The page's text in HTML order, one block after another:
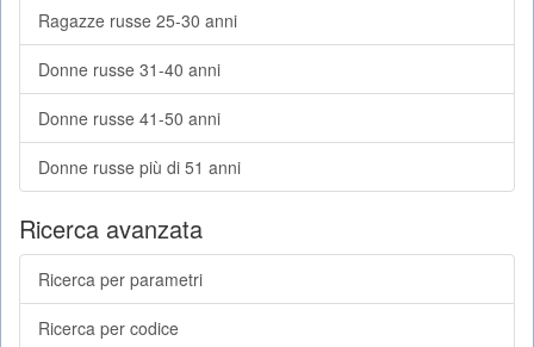
Ragazze russe 25-30 anni
Donne russe 31-40 anni
Donne russe 41-50 anni
Donne russe più di 51 anni
Ricerca avanzata
Ricerca per parametri
Ricerca per codice